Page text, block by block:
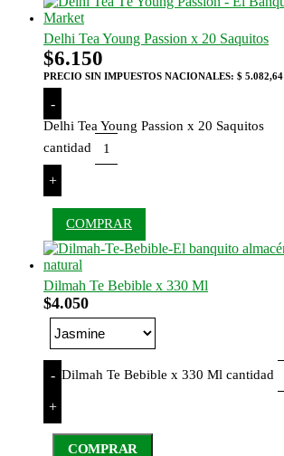
Delhi Tea Young Passion x 20 Saquitos
$6.150
PRECIO SIN IMPUESTOS NACIONALES: $ 5.082,64
-
Delhi Tea Young Passion x 20 Saquitos
cantidad
+
COMPRAR
Dilmah Te Bebible x 330 Ml
$4.050
- Dilmah Te Bebible x 330 Ml cantidad
+
COMPRAR